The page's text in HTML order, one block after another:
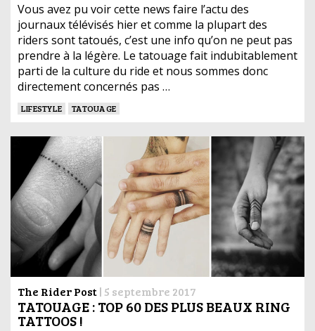
Vous avez pu voir cette news faire l’actu des
journaux télévisés hier et comme la plupart des
riders sont tatoués, c’est une info qu’on ne peut pas
prendre à la légère. Le tatouage fait indubitablement
parti de la culture du ride et nous sommes donc
directement concernés pas …
LIFESTYLE TATOUAGE
The Rider Post| 5 septembre 2017
TATOUAGE : TOP 60 DES PLUS BEAUX RING
TATTOOS !